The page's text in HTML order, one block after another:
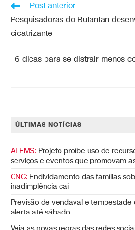
Post anterior
Pesquisadoras do Butantan
cicatrizante
6 dicas para se distrair menos
ÚLTIMAS NOTÍCIAS
ALEMS: Projeto proíbe uso de
serviços e eventos que promovam
CNC: Endividamento das famílias
inadimplência cai
Previsão de vendaval e tempestade
alerta até sábado
Veja as novas regras das redes